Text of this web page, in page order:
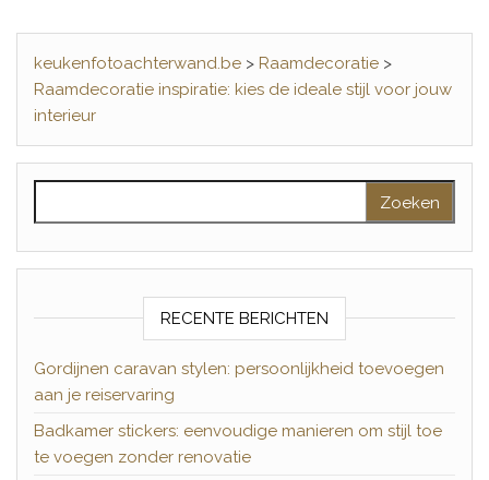
keukenfotoachterwand.be > Raamdecoratie >
Raamdecoratie inspiratie: kies de ideale stijl voor jouw
interieur
RECENTE BERICHTEN
Gordijnen caravan stylen: persoonlijkheid toevoegen
aan je reiservaring
Badkamer stickers: eenvoudige manieren om stijl toe
te voegen zonder renovatie